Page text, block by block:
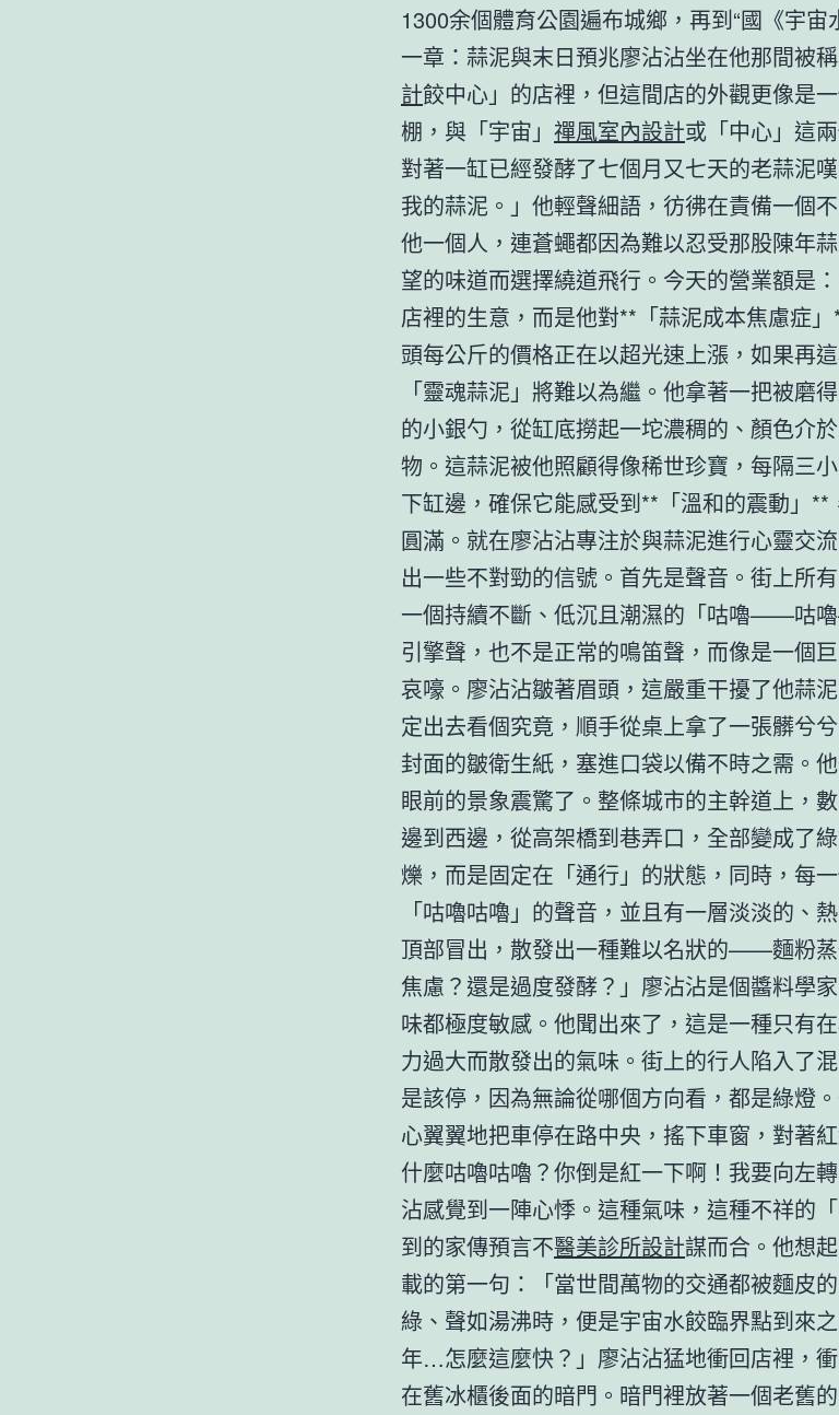
1300余個體育公園遍布城鄉，再到“國《宇
一章：蒜泥與末日預兆廖沾沾坐在他那間被
計餃中心」的店裡，但這間店的外觀更像是
棚，與「宇宙」 禪風室內設計或「中心」這
對著一缸已經發酵了七個月又七天的老蒜泥
我的蒜泥。」他輕聲細語，彷彿在責備一個
他一個人，連蒼蠅都因為難以忍受那股陳年
望的味道而選擇繞道飛行。今天的營業額是
店裡的生意，而是他對**「蒜泥成本焦慮症
頭每公斤的價格正在以超光速上漲，如果再
「靈魂蒜泥」將難以為繼。他拿著一把被磨
的小銀勺，從缸底撈起一坨濃稠的、顏色介
物。這蒜泥被他照顧得像稀世珍寶，每隔三
下缸邊，確保它能感受到**「溫和的震動」
圓滿。就在廖沾沾專注於與蒜泥進行心靈交
出一些不對勁的信號。首先是聲音。街上所
一個持續不斷、低沉且潮濕的「咕嚕——咕
引擎聲，也不是正常的鳴笛聲，而像是一個
哀嚎。廖沾沾皺著眉頭，這嚴重干擾了他蒜
定出去看個究竟，順手從桌上拿了一張髒兮
封面的皺衛生紙，塞進口袋以備不時之需。
眼前的景象震驚了。整條城市的主幹道上，
邊到西邊，從高架橋到巷弄口，全部變成了
爍，而是固定在「通行」的狀態，同時，每
「咕嚕咕嚕」的聲音，並且有一層淡淡的、
頂部冒出，散發出一種難以名狀的——麵粉
焦慮？還是過度發酵？」廖沾沾是個醬料學
味都極度敏感。他聞出來了，這是一種只有
力過大而散發出的氣味。街上的行人陷入了
是該停，因為無論從哪個方向看，都是綠燈
心翼翼地把車停在路中央，搖下車窗，對著
什麼咕嚕咕嚕？你倒是紅一下啊！我要向左
沾感覺到一陣心悸。這種氣味，這種不祥的
到的家傳預言不醫美診所設計謀而合。他想
載的第一句：「當世間萬物的交通都被麵皮
綠、聲如湯沸時，便是宇宙水餃臨界點到來
年…怎麼這麼快？」廖沾沾猛地衝回店裡，
在舊冰櫃後面的暗門。暗門裡放著一個老舊